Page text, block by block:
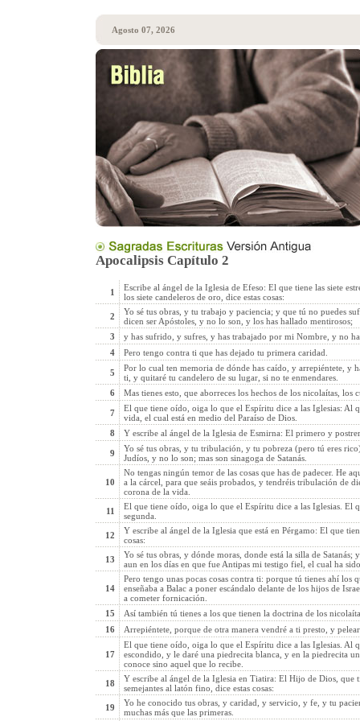
Agosto 07, 2026
Apocalipsis Capítulo 2
1
Escribe al ángel de la Iglesia de Efeso: El que tiene las siete
los siete candeleros de oro, dice estas cosas:
2
Yo sé tus obras, y tu trabajo y paciencia; y que tú no puedes
dicen ser Apóstoles, y no lo son, y los has hallado mentirosos;
3
y has sufrido, y sufres, y has trabajado por mi Nombre, y no
4
Pero tengo contra ti que has dejado tu primera caridad.
5
Por lo cual ten memoria de dónde has caído, y arrepiéntete, y
ti, y quitaré tu candelero de su lugar, si no te enmendares.
6
Mas tienes esto, que aborreces los hechos de los nicolaítas, los
7
El que tiene oído, oiga lo que el Espíritu dice a las Iglesias: Al
vida, el cual está en medio del Paraíso de Dios.
8
Y escribe al ángel de la Iglesia de Esmirna: El primero y
9
Yo sé tus obras, y tu tribulación, y tu pobreza (pero tú eres
Judíos, y no lo son; mas son sinagoga de Satanás.
10
No tengas ningún temor de las cosas que has de padecer. He
a la cárcel, para que seáis probados, y tendréis tribulación de
corona de la vida.
11
El que tiene oído, oiga lo que el Espíritu dice a las Iglesias. El
segunda.
12
Y escribe al ángel de la Iglesia que está en Pérgamo: El que
cosas:
13
Yo sé tus obras, y dónde moras, donde está la silla de
aun en los días en que fue Antipas mi testigo fiel, el cual ha
14
Pero tengo unas pocas cosas contra ti: porque tú tienes ahí los
enseñaba a Balac a poner escándalo delante de los hijos de
a cometer fornicación.
15
Así también tú tienes a los que tienen la doctrina de los
16
Arrepiéntete, porque de otra manera vendré a ti presto, y
17
El que tiene oído, oiga lo que el Espíritu dice a las Iglesias. Al
escondido, y le daré una piedrecita blanca, y en la piedrecita
conoce sino aquel que lo recibe.
18
Y escribe al ángel de la Iglesia en Tiatira: El Hijo de Dios, que
semejantes al latón fino, dice estas cosas:
19
Yo he conocido tus obras, y caridad, y servicio, y fe, y tu
muchas más que las primeras.